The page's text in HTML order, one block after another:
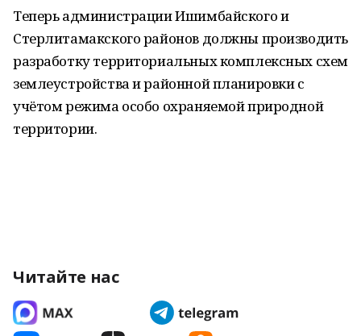
Теперь администрации Ишимбайского и
Стерлитамакского районов должны производить
разработку территориальных комплексных схем
землеустройства и районной планировки с
учётом режима особо охраняемой природной
территории.
Читайте нас